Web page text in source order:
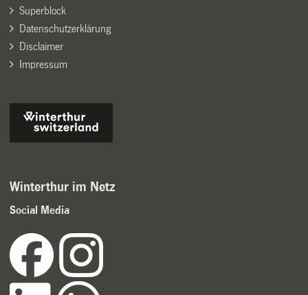
Superblock
Datenschutzerklärung
Disclaimer
Impressum
Winterthur im Netz
Social Media